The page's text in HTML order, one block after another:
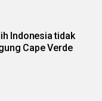
Indonesia tidak
Cape Verde